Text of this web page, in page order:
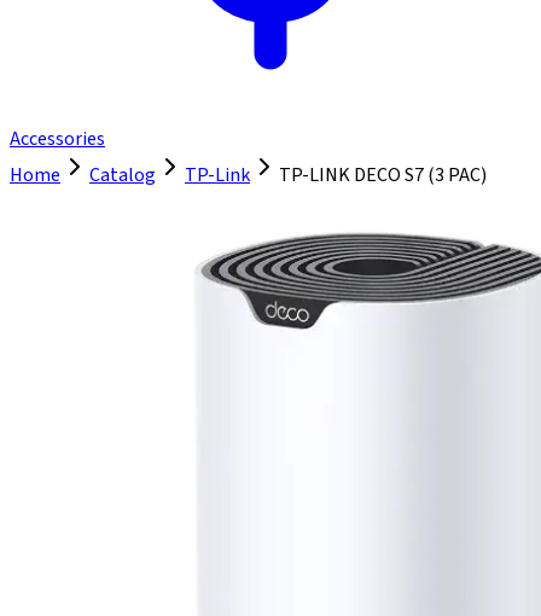
Accessories
Home
Catalog TP-Link TP-LINK DECO S7 (3 PAC)